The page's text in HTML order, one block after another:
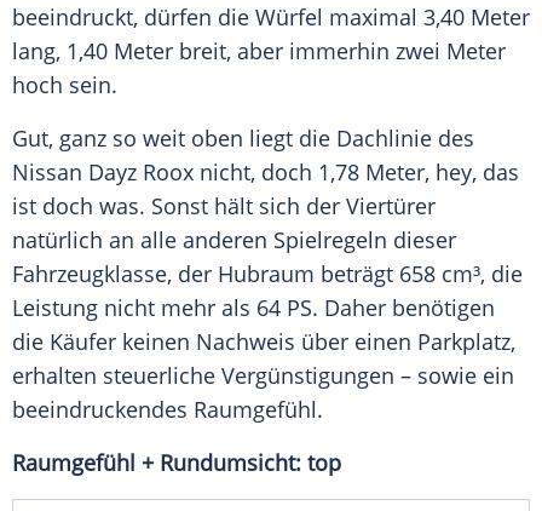
beeindruckt, dürfen die Würfel maximal 3,40 Meter
lang, 1,40 Meter breit, aber immerhin zwei Meter
hoch sein.
Gut, ganz so weit oben liegt die Dachlinie des
Nissan Dayz Roox nicht, doch 1,78 Meter, hey, das
ist doch was. Sonst hält sich der Viertürer
natürlich an alle anderen Spielregeln dieser
Fahrzeugklasse, der Hubraum beträgt 658 cm³, die
Leistung nicht mehr als 64 PS. Daher benötigen
die Käufer keinen Nachweis über einen Parkplatz,
erhalten steuerliche Vergünstigungen – sowie ein
beeindruckendes Raumgefühl.
Raumgefühl + Rundumsicht: top